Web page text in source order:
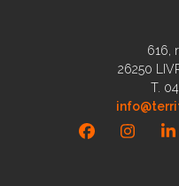
616,
26250
T.
Facebook